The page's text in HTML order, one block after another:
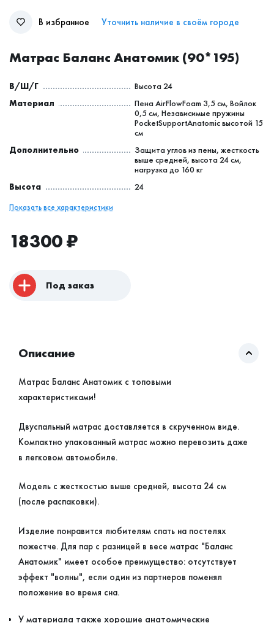
В избранное Уточнить наличие в своём городе
Матрас Баланс Анатомик (90*195)
В/Ш/Г
Высота 24
Материал
Пена AirFlowFoam 3,5 см, Войлок
0,5 см, Независимые пружины
PocketSupportAnatomic высотой 15
см
Дополнительно
Защита углов из пены, жесткость
выше средней, высота 24 см,
нагрузка до 160 кг
Высота
24
Показать все характеристики
18300₽
Под заказ
Описание
Матрас Баланс Анатомик с топовыми
характеристиками!
Двуспальный матрас доставляется в скрученном виде.
Компактно упакованный матрас можно перевозить даже
в легковом автомобиле.
Модель с жесткостью выше средней, высота 24 см
(после распаковки).
Изделие понравится любителям спать на постелях
пожестче. Для пар с разницей в весе матрас "Баланс
Анатомик" имеет особое преимущество: отсутствует
эффект "волны", если один из партнеров поменял
положение во время сна.
У материала также хорошие анатомические